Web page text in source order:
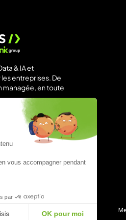
vous accompagner pendant
par
OK pour moi
& IA et
entreprises. De
managée, en toute